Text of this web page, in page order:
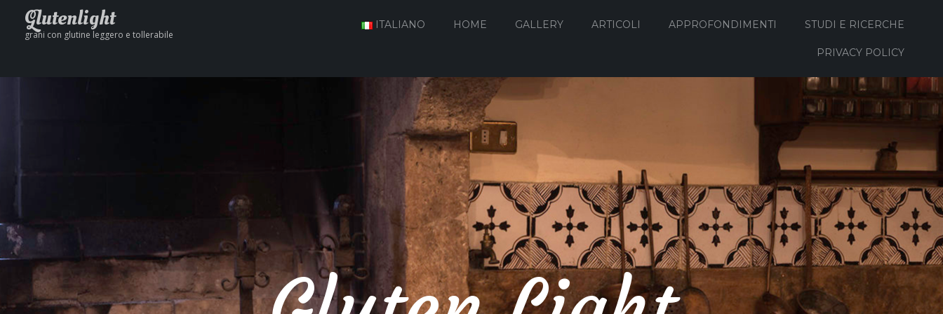
Glutenlight
grani con glutine leggero e tollerabile
ITALIANO HOME GALLERY ARTICOLI APPROFONDIMENTI STUDI E RICERCHE
PRIVACY POLICY